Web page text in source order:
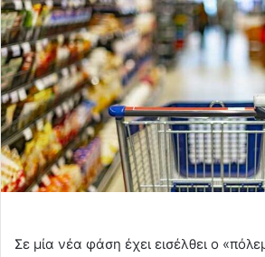
Σε μία νέα φάση έχει εισέλθει ο